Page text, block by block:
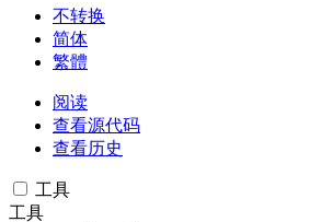
不转换
简体
繁體
阅读
查看源代码
查看历史
工具
工具